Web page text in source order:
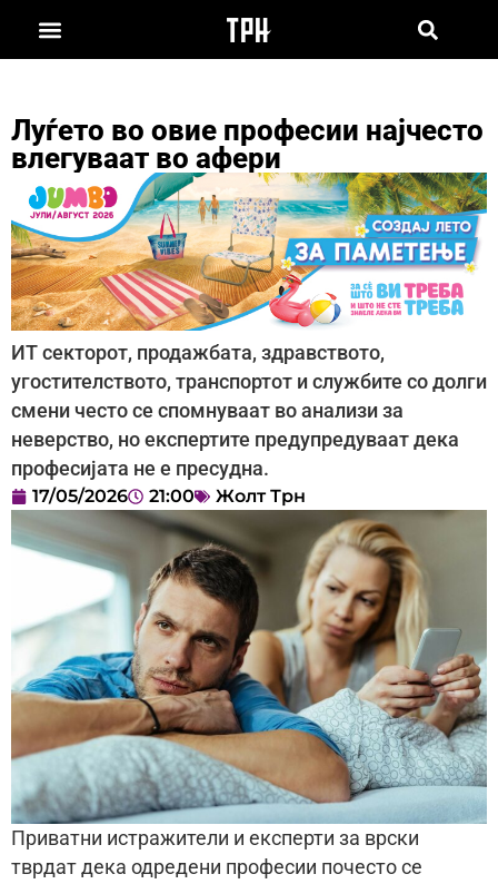
Луѓето во овие професии најчесто
влегуваат во афери
ИТ секторот, продажбата, здравството,
угостителството, транспортот и службите со долги
смени често се спомнуваат во анализи за
неверство, но експертите предупредуваат дека
професијата не е пресудна.
17/05/2026 21:00 Жолт Трн
Приватни истражители и експерти за врски
тврдат дека одредени професии почесто се